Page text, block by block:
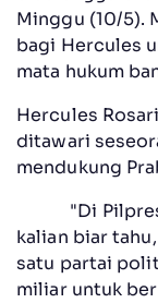
Minggu (10/5).
bagi Hercules
mata hukum
Hercules
ditawari
mendukung
"Di Pilpres
kalian biar
satu partai
miliar untuk